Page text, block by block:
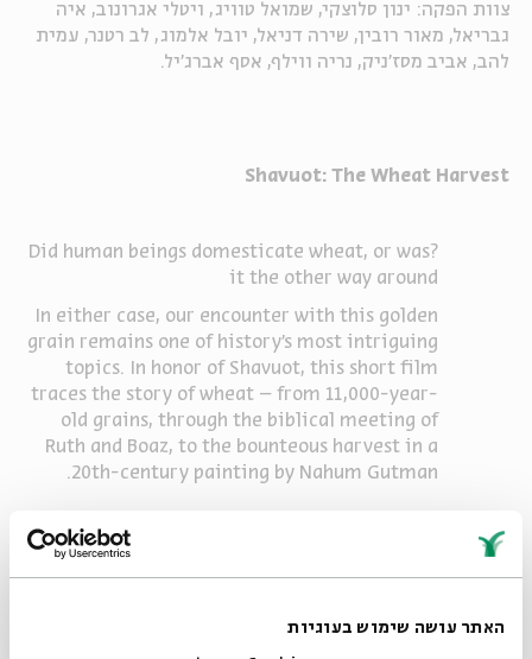
האתר עושה שימוש בעוגיות
צוות הפקה: ינון סלוצקי, שמואל טוויג, ויטלי אגרונוב, איה
גבריאל, מאור רובין, שירה דניאל, יובל אלמוג, לב רטנר, עמית
להב, אביב מסז'ניק, נריה ווילף, אסף אברג'יל.
Shavuot: The Wheat Harvest
?Did human beings domesticate wheat, or was
it the other way around
In either case, our encounter with this golden
grain remains one of history’s most intriguing
topics. In honor of Shavuot, this short film
traces the story of wheat – from 11,000-year-
old grains, through the biblical meeting of
Ruth and Boaz, to the bounteous harvest in a
20th-century painting by Nahum Gutman.